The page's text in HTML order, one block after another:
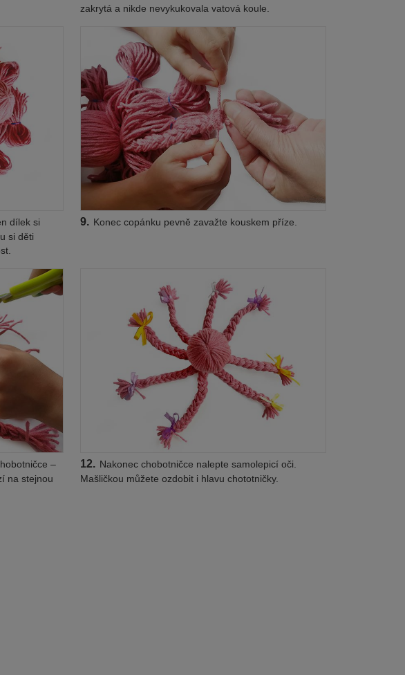
zakrytá a nikde nevykukovala vatová koule.
dílek si
si děti
9. Konec copánku pevně zavažte kouskem příze.
–
na stejnou
12. Nakonec chobotničce nalepte samolepicí oči.
Mašličkou můžete ozdobit i hlavu chototničky.